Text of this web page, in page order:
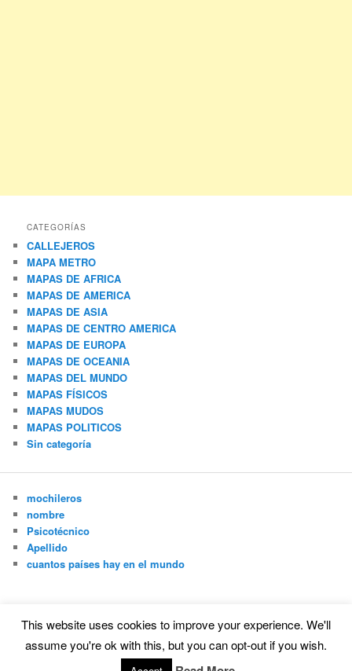
CATEGORÍAS
CALLEJEROS
MAPA METRO
MAPAS DE AFRICA
MAPAS DE AMERICA
MAPAS DE ASIA
MAPAS DE CENTRO AMERICA
MAPAS DE EUROPA
MAPAS DE OCEANIA
MAPAS DEL MUNDO
MAPAS FÍSICOS
MAPAS MUDOS
MAPAS POLITICOS
Sin categoría
mochileros
nombre
Psicotécnico
Apellido
cuantos países hay en el mundo
Funciona gracias a WordPress
This website uses cookies to improve your experience. We'll
assume you're ok with this, but you can opt-out if you wish.